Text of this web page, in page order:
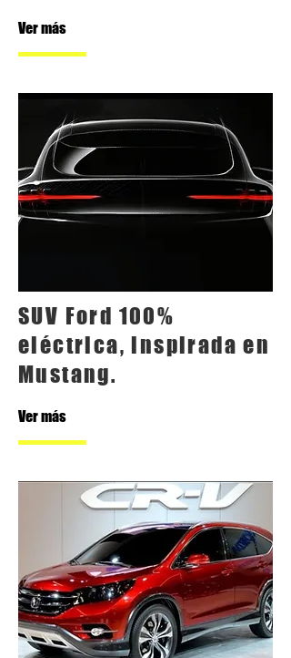
Ver más
SUV Ford 100%
eléctrica, inspirada en
Mustang.
Ver más